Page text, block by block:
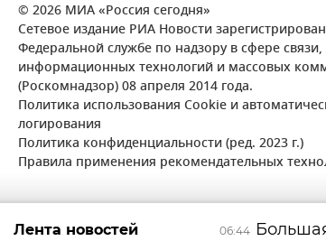
© 2026 МИА «Россия сегодня»
Сетевое издание РИА Новости
Федеральной службе по надзору в сфере связи,
информационных технологий и массовых
(Роскомнадзор) 08 апреля 2014 года.
Политика использования Cookie и
логирования
Политика конфиденциальности (ред. 2023 г.)
Правила применения рекомендательных
06:44
Лента новостей